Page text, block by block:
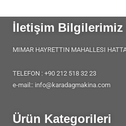
İletişim Bilgilerimiz
MIMAR HAYRETTIN MAHALLESI
TELEFON : +90 212 518 32 23
e-mail:: info@karadagmakina.com
Ürün Kategorileri